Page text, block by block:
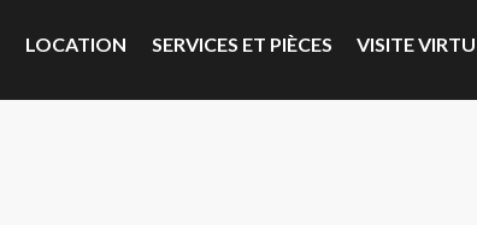
LOCATION SERVICES ET PIÈCES VISITE